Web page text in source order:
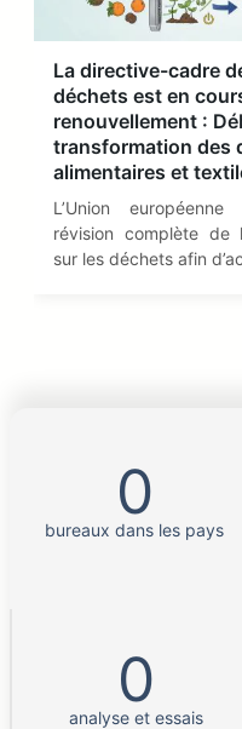
La directive-cadre
déchets est en
renouvellement :
transformation des
alimentaires et
L’Union
révision complète de
sur les déchets afin
0
bureaux dans les pays
0
analyse et essais